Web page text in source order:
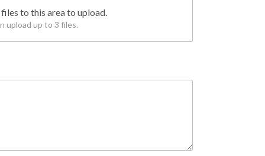
to this area to upload.
upload up to 3 files.